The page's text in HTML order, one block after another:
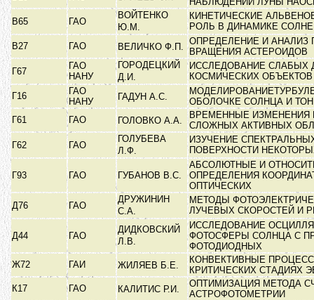
В65
ГАО
ВОЙТЕНКО
Ю.М.
КИНЕТИЧЕСКИЕ
РОЛЬ В ДИНАМИКЕ
В27
ГАО ВЕЛИЧКО Ф.П.
ОПРЕДЕЛЕНИЕ И АНАЛИЗ
ВРАЩЕНИЯ АСТЕРОИДОВ
Г67
ГАО
НАНУ
ГОРОДЕЦКИЙ
Д.И.
ИССЛЕДОВАНИЕ СЛАБЫХ
КОСМИЧЕСКИХ
Г16
ГАО
НАНУ
ГАДУН А.С.
ОБОЛОЧКЕ СОЛНЦА И
Г61
ГАО ГОЛОВКО А.А.
ВРЕМЕННЫЕ ИЗМЕНЕНИЯ
СЛОЖНЫХ АКТИВНЫХ
Г62
ГАО
ГОЛУБЕВА
Л.Ф.
ИЗУЧЕНИЕ
ПОВЕРХНОСТИ
Г93 ГАО ГУБАНОВ В.С.
АБСОЛЮТНЫЕ И
ОПРЕДЕЛЕНИЯ
ОПТИЧЕСКИХ
Д76
ГАО
ДРУЖИНИН
С.А.
МЕТОДЫ
ЛУЧЕВЫХ СКОРОСТЕЙ И
Д44 ГАО
ДИДКОВСКИЙ
Л.В.
ИССЛЕДОВАНИЕ
ФОТОСФЕРЫ СОЛНЦА С
ФОТОДИОДНЫХ
Ж72
ГАИ ЖИЛЯЕВ Б.Е.
КОНВЕКТИВНЫЕ
КРИТИЧЕСКИХ СТАДИЯХ
К17
ГАО КАЛИТИС Р.И.
ОПТИМИЗАЦИЯ МЕТОДА
АСТРОФОТОМЕТРИИ